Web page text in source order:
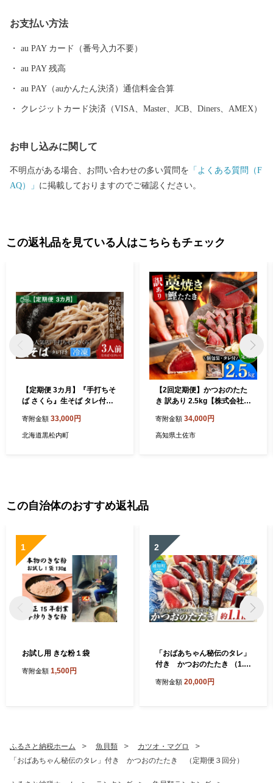
お支払い方法
au PAY カード（番号入力不要）
au PAY 残高
au PAY（auかんたん決済）通信料金合算
クレジットカード決済（VISA、Master、JCB、Diners、AMEX）
お申し込みに関して
不明点がある場合、お問い合わせの多い質問を 「よくある質問（F
AQ）」 に掲載しておりますのでご確認ください。
この返礼品を見ている人はこちらもチェック
【定期便 3カ月】『手打ちそ
ば さくら』生そば タレ付き
寄附金額 33,000円
北海道黒松内町
【2回定期便】かつおのたた
き 訳あり 2.5kg【株式会社大
寄附金額 34,000円
高知県土佐市
この自治体のおすすめ返礼品
1
お試し用 きな粉１袋
寄附金額 1,500円
2
「おばあちゃん秘伝のタレ」
付き かつおのたたき （1.1
寄附金額 20,000円
ふるさと納税ホーム 魚貝類
カツオ・マグロ
「おばあちゃん秘伝のタレ」付き かつおのたたき （定期便３回分）